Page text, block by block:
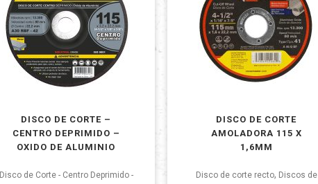
DISCO DE CORTE –
CENTRO DEPRIMIDO –
OXIDO DE ALUMINIO
Disco de Corte - Centro Deprimido -
DISCO DE CORTE
AMOLADORA 115 X
1,6MM
Disco de corte recto, Discos de